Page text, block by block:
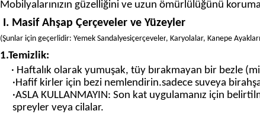
Mobilyalarınızın güzelliğini ve uzun ömürlülüğünü
I. Masif Ahşap Çerçeveler ve Yüzeyler
(Şunlar için geçerlidir: Yemek Sandalyesiçerçeveler, Karyolalar, Kanepe
1.Temizlik:
· Haftalık olarak yumuşak, tüy bırakmayan bir bezle
·Hafif kirler için bezi nemlendirin.sadece suveya bir
·ASLA KULLANMAYIN: Son kat uygulamanız için
spreyler veya cilalar.